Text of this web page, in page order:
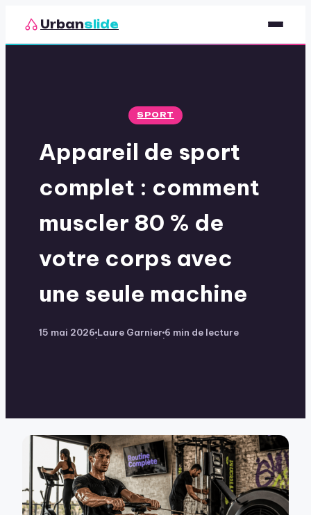
Urbanslide
Loisirs
SPORT
Appareil de sport
complet : comment
muscler 80 % de
votre corps avec
une seule machine
15 mai 2026
·
Laure Garnier
·
6 min de lecture